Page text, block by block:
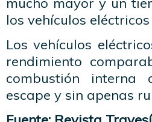
los vehículos
Los vehículos
rendimiento
combustión interna
escape y sin apenas